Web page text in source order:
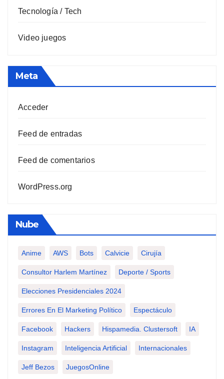
Tecnología / Tech
Video juegos
Meta
Acceder
Feed de entradas
Feed de comentarios
WordPress.org
Nube
Anime AWS Bots Calvicie Cirujía
Consultor Harlem Martínez Deporte / Sports
Elecciones Presidenciales 2024
Errores En El Marketing Político Espectáculo
Facebook Hackers Hispamedia. Clustersoft IA
Instagram Inteligencia Artificial Internacionales
Jeff Bezos JuegosOnline